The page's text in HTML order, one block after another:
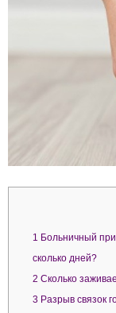
1 Больничный
сколько дней?
2 Сколько
3 Разрыв связок